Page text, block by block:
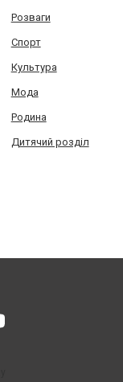
Розваги
Спорт
Культура
Мода
Родина
Дитячий розділ